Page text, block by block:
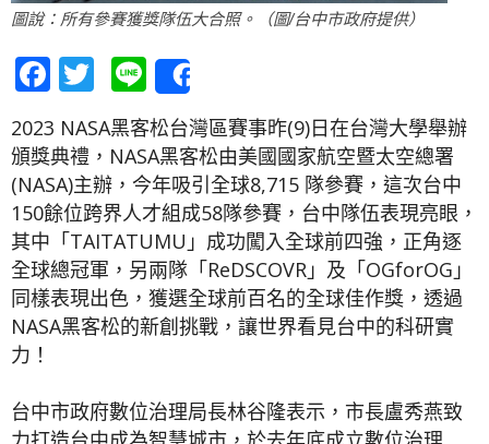
圖說：所有參賽獲獎隊伍大合照。（圖/台中市政府提供）
Facebook
Twitter
Line
2023 NASA黑客松台灣區賽事昨(9)日在台灣大學舉辦
頒獎典禮，NASA黑客松由美國國家航空暨太空總署
(NASA)主辦，今年吸引全球8,715 隊參賽，這次台中
150餘位跨界人才組成58隊參賽，台中隊伍表現亮眼，
其中「TAITATUMU」成功闖入全球前四強，正角逐
全球總冠軍，另兩隊「ReDSCOVR」及「OGforOG」
同樣表現出色，獲選全球前百名的全球佳作獎，透過
NASA黑客松的新創挑戰，讓世界看見台中的科研實
力！
台中市政府數位治理局長林谷隆表示，市長盧秀燕致